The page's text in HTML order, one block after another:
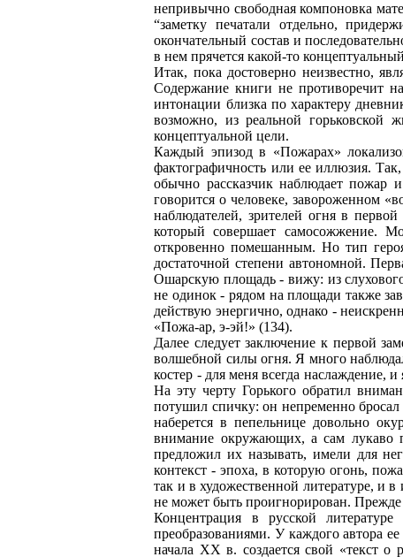
непривычно свободная компоновка
“заметку печатали отдельно,
окончательный состав и
в нем прячется какой-то
Итак, пока достоверно неизвестно,
Содержание книги не противоречит
интонации близка по характеру
возможно, из реальной горьковской
концептуальной цели.
Каждый эпизод в «Пожарах»
фактографичность или ее иллюзия.
обычно рассказчик наблюдает пожар
говорится о человеке, завороженном
наблюдателей, зрителей огня в
который совершает самосожжение.
откровенно помешанным. Но тип
достаточной степени автономной.
Ошарскую площадь - вижу: из
не одинок - рядом на площади также
действую энергично, однако -
«Пожа-ар, э-эй!» (134).
Далее следует заключение к первой
волшебной силы огня. Я много
костер - для меня всегда наслаждение,
На эту черту Горького обратил
потушил спичку: он непременно
наберется в пепельнице довольно
внимание окружающих, а сам лукаво
предложил их называть, имели для
контекст - эпоха, в которую огонь,
так и в художественной литературе, и
не может быть проигнорирован. Прежде
Концентрация в русской
преобразованиями. У каждого автора
начала ХХ в. создается свой «текст